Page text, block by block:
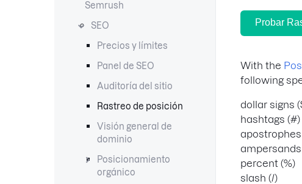
Semrush
SEO
Precios y límites
Panel de SEO
Auditoría del sitio
Rastreo de posición
Visión general de
dominio
Posicionamiento
orgánico
Probar
With the
following
dollar signs
hashtags (#)
apostrophes
ampersands
percent (%)
slash (/)